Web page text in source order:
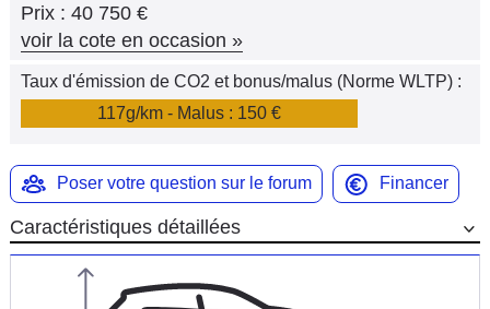
Marques
Prix : 40 750 €
voir la cote en occasion »
Taux d'émission de CO2 et bonus/malus (Norme WLTP) :
117g/km - Malus : 150 €
Poser votre question sur le forum Financer
Caractéristiques détaillées